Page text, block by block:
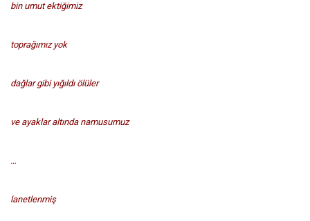
bin umut ektiğimiz
toprağımız yok
dağlar gibi yığıldı ölüler
ve ayaklar altında namusumuz
…
lanetlenmiş